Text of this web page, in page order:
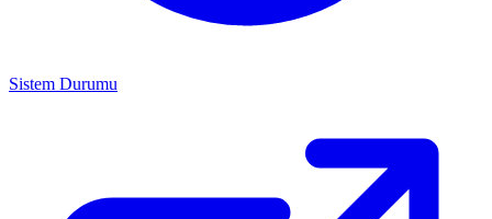
Sistem Durumu